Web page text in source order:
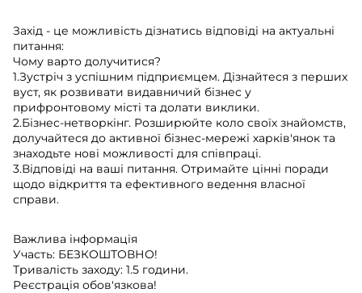
Захід - це можливість дізнатись відповіді на актуальні
питання:
Чому варто долучитися?
1.Зустріч з успішним підприємцем. Дізнайтеся з перших
вуст, як розвивати видавничий бізнес у
прифронтовому місті та долати виклики.
2.Бізнес-нетворкінг. Розширюйте коло своїх знайомств,
долучайтеся до активної бізнес-мережі харків'янок та
знаходьте нові можливості для співпраці.
3.Відповіді на ваші питання. Отримайте цінні поради
щодо відкриття та ефективного ведення власної
справи.
Важлива інформація
Участь: БЕЗКОШТОВНО!
Тривалість заходу: 1.5 години.
Реєстрація обов'язкова!